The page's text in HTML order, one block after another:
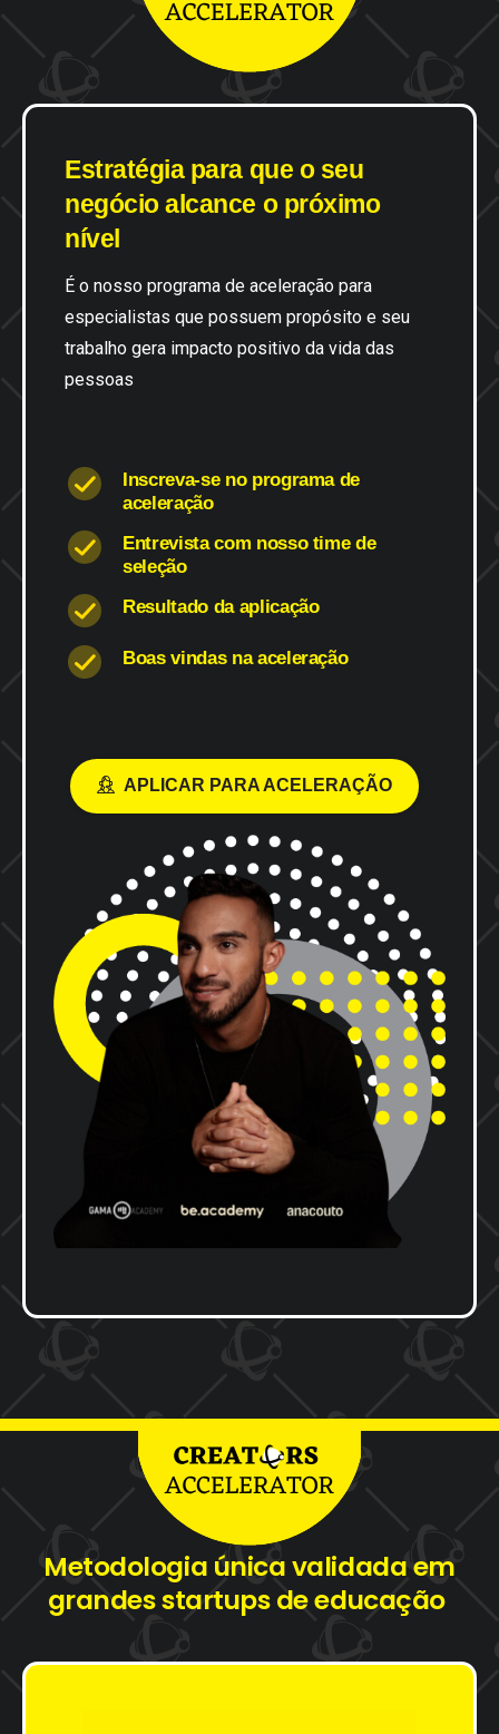
Estratégia para que o seu
negócio alcance o próximo
nível
É o nosso programa de aceleração para
especialistas que possuem propósito e seu
trabalho gera impacto positivo da vida das
pessoas
Inscreva-se no programa de
aceleração
Entrevista com nosso time de
seleção
Resultado da aplicação
Boas vindas na aceleração
APLICAR PARA ACELERAÇÃO
Metodologia únicavalidadaem
grandesstartups deeducação